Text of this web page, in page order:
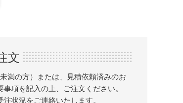
文
満の方）または、見積依頼済みのお
項を記入の上、ご注文ください。
状況をご連絡いたします。